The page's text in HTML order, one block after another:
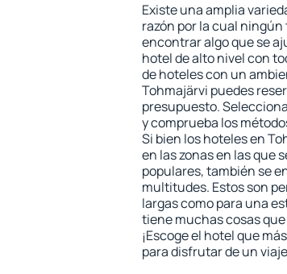
Existe una amplia
razón por la cual
encontrar algo que se
hotel de alto nivel con
de hoteles con un
Tohmajärvi puedes
presupuesto.
y comprueba los
Si bien los hoteles en
en las zonas en las que
populares, también se
multitudes. Estos son
largas como para una
tiene muchas cosas
¡Escoge el hotel que
para disfrutar de un